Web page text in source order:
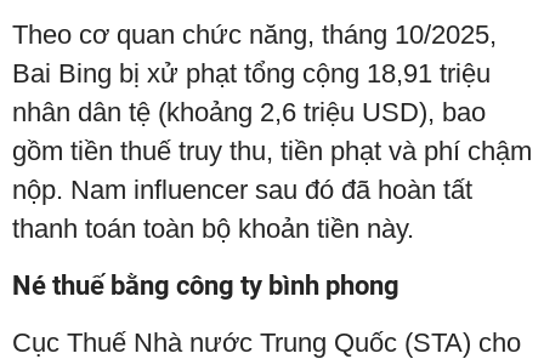
Theo cơ quan chức năng, tháng 10/2025,
Bai Bing bị xử phạt tổng cộng 18,91 triệu
nhân dân tệ (khoảng 2,6 triệu USD), bao
gồm tiền thuế truy thu, tiền phạt và phí chậm
nộp. Nam influencer sau đó đã hoàn tất
thanh toán toàn bộ khoản tiền này.
Né thuế bằng công ty bình phong
Cục Thuế Nhà nước Trung Quốc (STA) cho